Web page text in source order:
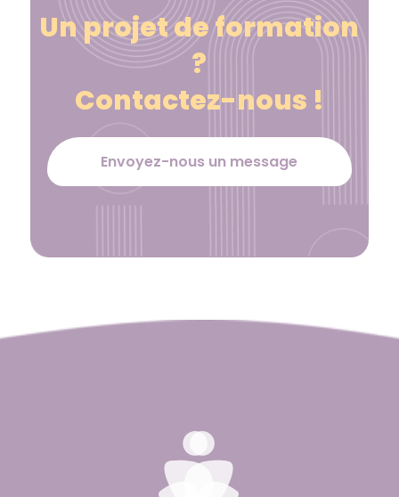
Un projet de formation
?
Contactez-nous !
Envoyez-nous un message